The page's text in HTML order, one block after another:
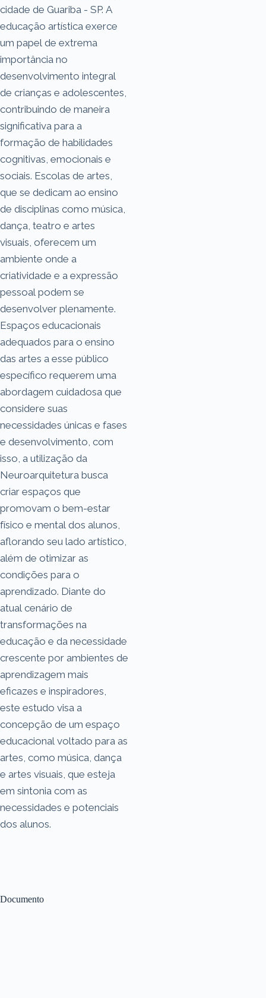
Documento
cidade de Guariba - SP. A
educação artística exerce
um papel de extrema
importância no
desenvolvimento integral
de crianças e adolescentes,
contribuindo de maneira
significativa para a
formação de habilidades
cognitivas, emocionais e
sociais. Escolas de artes,
que se dedicam ao ensino
de disciplinas como música,
dança, teatro e artes
visuais, oferecem um
ambiente onde a
criatividade e a expressão
pessoal podem se
desenvolver plenamente.
Espaços educacionais
adequados para o ensino
das artes a esse público
específico requerem uma
abordagem cuidadosa que
considere suas
necessidades únicas e fases
e desenvolvimento, com
isso, a utilização da
Neuroarquitetura busca
criar espaços que
promovam o bem-estar
físico e mental dos alunos,
aflorando seu lado artístico,
além de otimizar as
condições para o
aprendizado. Diante do
atual cenário de
transformações na
educação e da necessidade
crescente por ambientes de
aprendizagem mais
eficazes e inspiradores,
este estudo visa a
concepção de um espaço
educacional voltado para as
artes, como música, dança
e artes visuais, que esteja
em sintonia com as
necessidades e potenciais
dos alunos.